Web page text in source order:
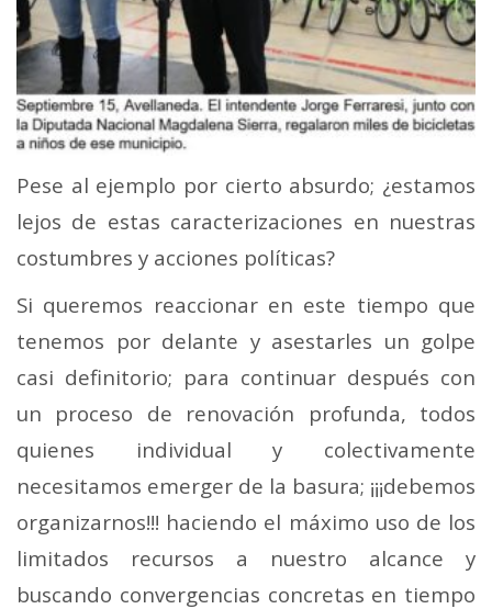
Pese al ejemplo por cierto absurdo; ¿estamos
lejos de estas caracterizaciones en nuestras
costumbres y acciones políticas?
Si queremos reaccionar en este tiempo que
tenemos por delante y asestarles un golpe
casi definitorio; para continuar después con
un proceso de renovación profunda, todos
quienes individual y colectivamente
necesitamos emerger de la basura; ¡¡¡debemos
organizarnos!!! haciendo el máximo uso de los
limitados recursos a nuestro alcance y
buscando convergencias concretas en tiempo